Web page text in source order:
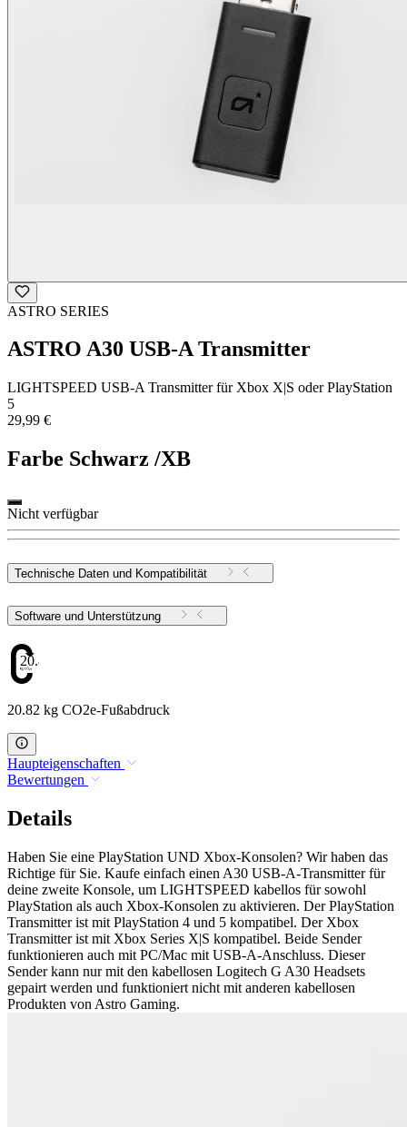
ASTRO SERIES
ASTRO A30 USB-A Transmitter
LIGHTSPEED USB-A Transmitter für Xbox X|S oder PlayStation
5
29,99 €
Farbe Schwarz /XB
Nicht verfügbar
Technische Daten und Kompatibilität
Software und Unterstützung
20.82
20.82 kg CO2e-Fußabdruck
Haupteigenschaften
Bewertungen
Details
Haben Sie eine PlayStation UND Xbox-Konsolen? Wir haben das
Richtige für Sie. Kaufe einfach einen A30 USB-A-Transmitter für
deine zweite Konsole, um LIGHTSPEED kabellos für sowohl
PlayStation als auch Xbox-Konsolen zu aktivieren. Der PlayStation
Transmitter ist mit PlayStation 4 und 5 kompatibel. Der Xbox
Transmitter ist mit Xbox Series X|S kompatibel. Beide Sender
funktionieren auch mit PC/Mac mit USB-A-Anschluss. Dieser
Sender kann nur mit den kabellosen Logitech G A30 Headsets
gepairt werden und funktioniert nicht mit anderen kabellosen
Produkten von Astro Gaming.